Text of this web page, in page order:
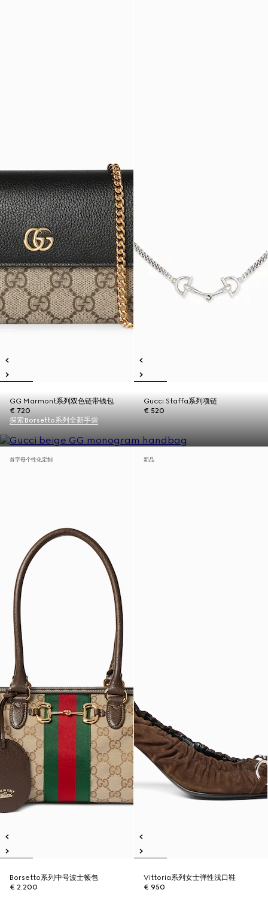
GG Marmont系列双色链带钱包
€ 720
Gucci Staffa系列项链
€ 520
探索Borsetto系列全新手袋
首字母个性化定制
Borsetto系列中号波士顿包
€ 2.200
新品
Vittoria系列女士弹性浅口鞋
€ 950